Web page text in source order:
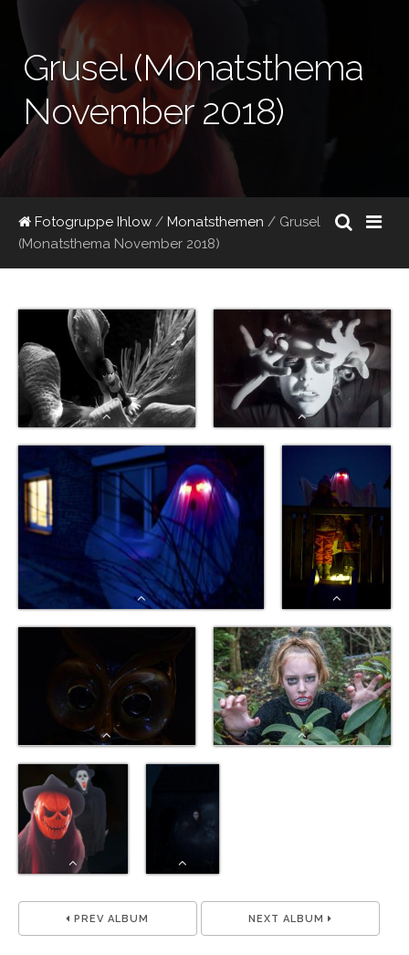
Grusel (Monatsthema
November 2018)
Fotogruppe Ihlow / Monatsthemen / Grusel
(Monatsthema November 2018)
PREV ALBUM NEXT ALBUM